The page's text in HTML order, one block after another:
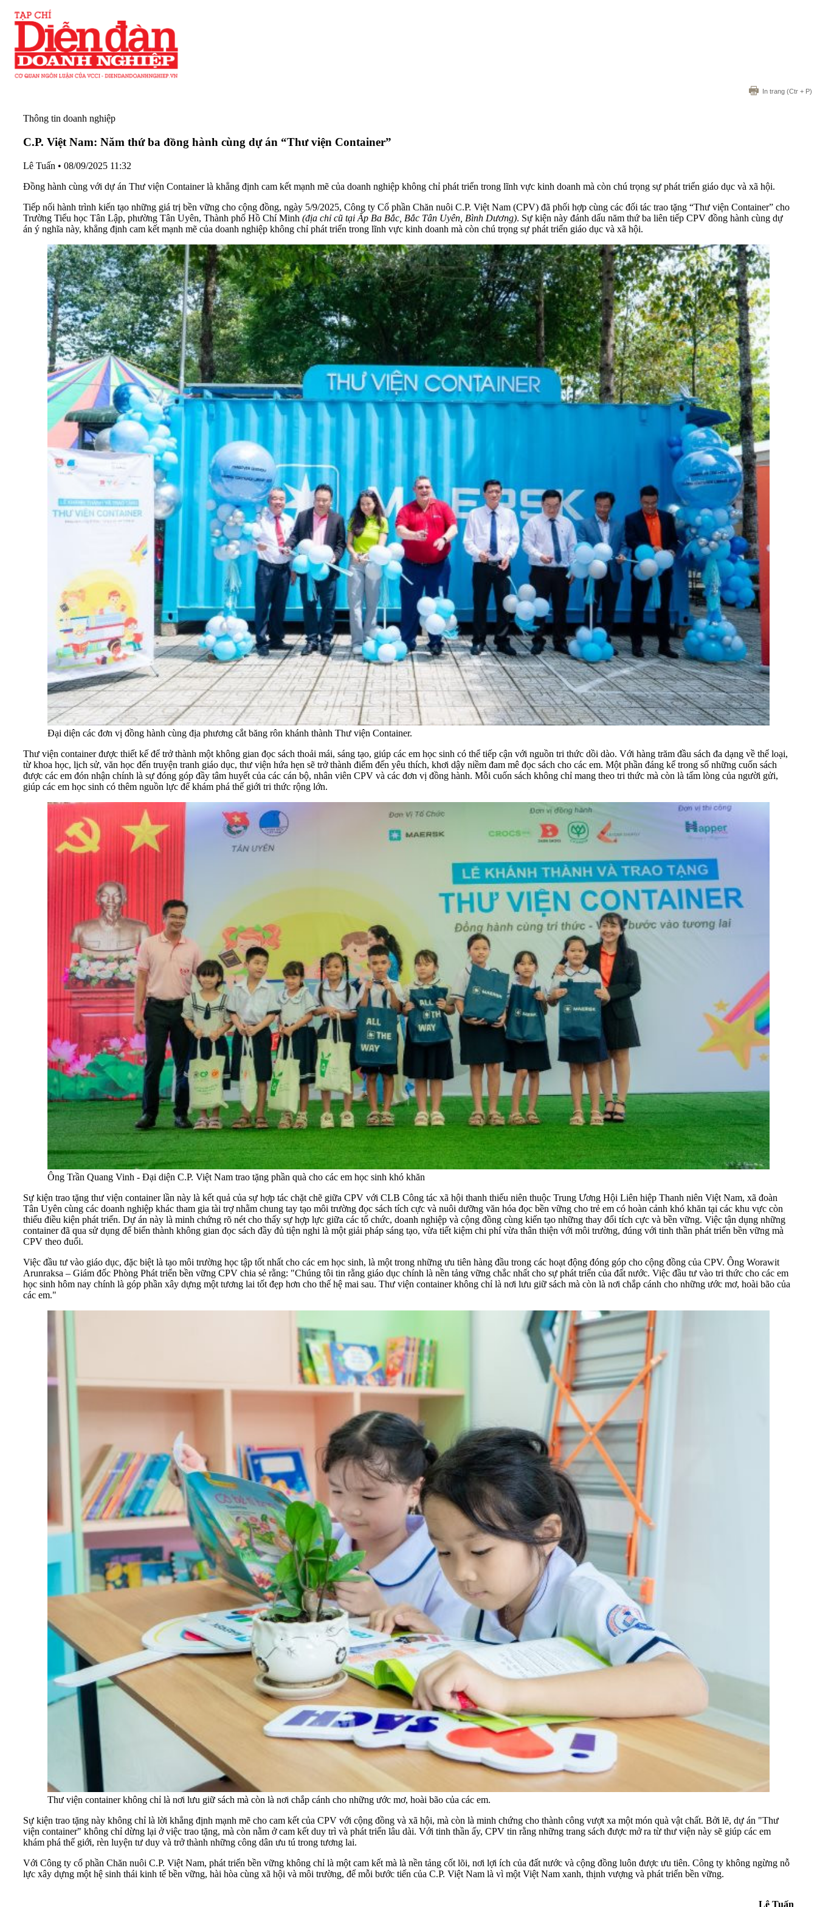
In trang (Ctr + P)
Thông tin doanh nghiệp
C.P. Việt Nam: Năm thứ ba đồng hành cùng dự án “Thư viện Container”
Lê Tuấn • 08/09/2025 11:32
Đồng hành cùng với dự án Thư viện Container là khẳng định cam kết mạnh mẽ của doanh nghiệp không chỉ phát triển trong lĩnh vực kinh doanh mà còn chú trọng sự phát triển giáo dục và xã hội.
Tiếp nối hành trình kiến tạo những giá trị bền vững cho cộng đồng, ngày 5/9/2025, Công ty Cổ phần Chăn nuôi C.P. Việt Nam (CPV) đã phối hợp cùng các đối tác trao tặng “Thư viện Container” cho
Trường Tiểu học Tân Lập, phường Tân Uyên, Thành phố Hồ Chí Minh (địa chỉ cũ tại Ấp Ba Bắc, Bắc Tân Uyên, Bình Dương). Sự kiện này đánh dấu năm thứ ba liên tiếp CPV đồng hành cùng dự
án ý nghĩa này, khẳng định cam kết mạnh mẽ của doanh nghiệp không chỉ phát triển trong lĩnh vực kinh doanh mà còn chú trọng sự phát triển giáo dục và xã hội.
Đại diện các đơn vị đồng hành cùng địa phương cắt băng rôn khánh thành Thư viện Container.
Thư viện container được thiết kế để trở thành một không gian đọc sách thoải mái, sáng tạo, giúp các em học sinh có thể tiếp cận với nguồn tri thức dồi dào. Với hàng trăm đầu sách đa dạng về thể loại,
từ khoa học, lịch sử, văn học đến truyện tranh giáo dục, thư viện hứa hẹn sẽ trở thành điểm đến yêu thích, khơi dậy niềm đam mê đọc sách cho các em. Một phần đáng kể trong số những cuốn sách
được các em đón nhận chính là sự đóng góp đầy tâm huyết của các cán bộ, nhân viên CPV và các đơn vị đồng hành. Mỗi cuốn sách không chỉ mang theo tri thức mà còn là tấm lòng của người gửi,
giúp các em học sinh có thêm nguồn lực để khám phá thế giới tri thức rộng lớn.
Ông Trần Quang Vinh - Đại diện C.P. Việt Nam trao tặng phần quà cho các em học sinh khó khăn
Sự kiện trao tặng thư viện container lần này là kết quả của sự hợp tác chặt chẽ giữa CPV với CLB Công tác xã hội thanh thiếu niên thuộc Trung Ương Hội Liên hiệp Thanh niên Việt Nam, xã đoàn
Tân Uyên cùng các doanh nghiệp khác tham gia tài trợ nhằm chung tay tạo môi trường đọc sách tích cực và nuôi dưỡng văn hóa đọc bền vững cho trẻ em có hoàn cảnh khó khăn tại các khu vực còn
thiếu điều kiện phát triển. Dự án này là minh chứng rõ nét cho thấy sự hợp lực giữa các tổ chức, doanh nghiệp và cộng đồng cùng kiến tạo những thay đổi tích cực và bền vững. Việc tận dụng những
container đã qua sử dụng để biến thành không gian đọc sách đầy đủ tiện nghi là một giải pháp sáng tạo, vừa tiết kiệm chi phí vừa thân thiện với môi trường, đúng với tinh thần phát triển bền vững mà
CPV theo đuổi.
Việc đầu tư vào giáo dục, đặc biệt là tạo môi trường học tập tốt nhất cho các em học sinh, là một trong những ưu tiên hàng đầu trong các hoạt động đóng góp cho cộng đồng của CPV. Ông Worawit
Arunraksa – Giám đốc Phòng Phát triển bền vững CPV chia sẻ rằng: "Chúng tôi tin rằng giáo dục chính là nền tảng vững chắc nhất cho sự phát triển của đất nước. Việc đầu tư vào tri thức cho các em
học sinh hôm nay chính là góp phần xây dựng một tương lai tốt đẹp hơn cho thế hệ mai sau. Thư viện container không chỉ là nơi lưu giữ sách mà còn là nơi chắp cánh cho những ước mơ, hoài bão của
các em."
Thư viện container không chỉ là nơi lưu giữ sách mà còn là nơi chắp cánh cho những ước mơ, hoài bão của các em.
Sự kiện trao tặng này không chỉ là lời khẳng định mạnh mẽ cho cam kết của CPV với cộng đồng và xã hội, mà còn là minh chứng cho thành công vượt xa một món quà vật chất. Bởi lẽ, dự án "Thư
viện container" không chỉ dừng lại ở việc trao tặng, mà còn nằm ở cam kết duy trì và phát triển lâu dài. Với tinh thần ấy, CPV tin rằng những trang sách được mở ra từ thư viện này sẽ giúp các em
khám phá thế giới, rèn luyện tư duy và trở thành những công dân ưu tú trong tương lai.
Với Công ty cổ phần Chăn nuôi C.P. Việt Nam, phát triển bền vững không chỉ là một cam kết mà là nền tảng cốt lõi, nơi lợi ích của đất nước và cộng đồng luôn được ưu tiên. Công ty không ngừng nỗ
lực xây dựng một hệ sinh thái kinh tế bền vững, hài hòa cùng xã hội và môi trường, để mỗi bước tiến của C.P. Việt Nam là vì một Việt Nam xanh, thịnh vượng và phát triển bền vững.
Lê Tuấn